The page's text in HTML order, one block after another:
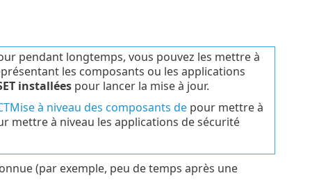
pendant longtemps, vous pouvez les mettre à
les composants ou les applications
installéespour lancer la mise à jour.
à niveau des composants de pour mettre à
mettre à niveau les applications de sécurité
(par exemple, peu de temps après une